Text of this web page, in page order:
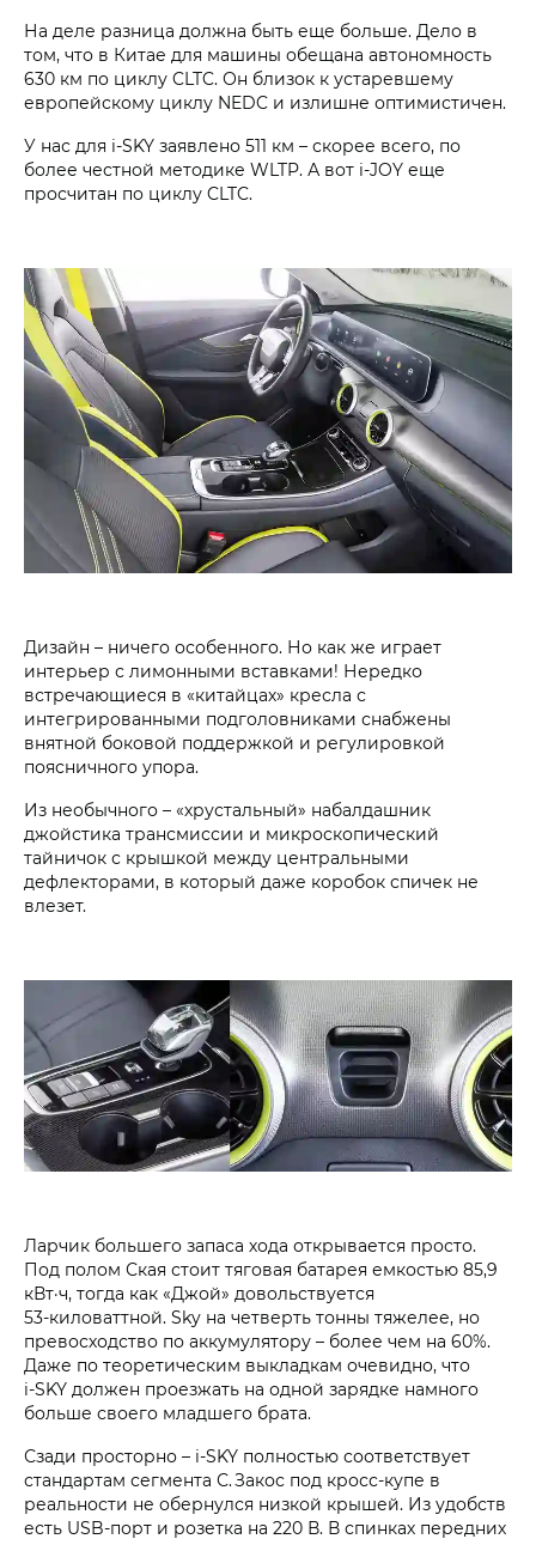
На деле разница должна быть еще больше. Дело в
том, что в Китае для машины обещана автономность
630 км по циклу CLTC. Он близок к устаревшему
европейскому циклу NEDC и излишне оптимистичен.
У нас для i‑SKY заявлено 511 км – скорее всего, по
более честной методике WLTP. А вот i‑JOY еще
просчитан по циклу CLTC.
Дизайн – ничего особенного. Но как же играет
интерьер с лимонными вставками! Нередко
встречающиеся в «китайцах» кресла с
интегрированными подголовниками снабжены
внятной боковой поддержкой и регулировкой
поясничного упора.
Из необычного – «хрустальный» набалдашник
джойстика трансмиссии и микроскопический
тайничок с крышкой между центральными
дефлекторами, в который даже коробок ­спичек не
влезет.
Ларчик большего запаса хода открывается просто.
Под полом Ская стоит тяговая батарея емкостью 85,9
кВт·ч, тогда как «Джой» довольствуется
53‑киловаттной. Sky на четверть тонны тяжелее, но
превосходство по аккумулятору – более чем на 60%.
Даже по теоретическим выкладкам очевидно, что
i‑SKY должен проезжать на одной зарядке намного
больше своего младшего брата.
Сзади просторно – i‑SKY полностью соответствует
стандартам сегмента С. Закос под кросс-купе в
реальности не обернулся низкой крышей. Из удобств
есть USB-порт и розетка на 220 В. В спинках передних